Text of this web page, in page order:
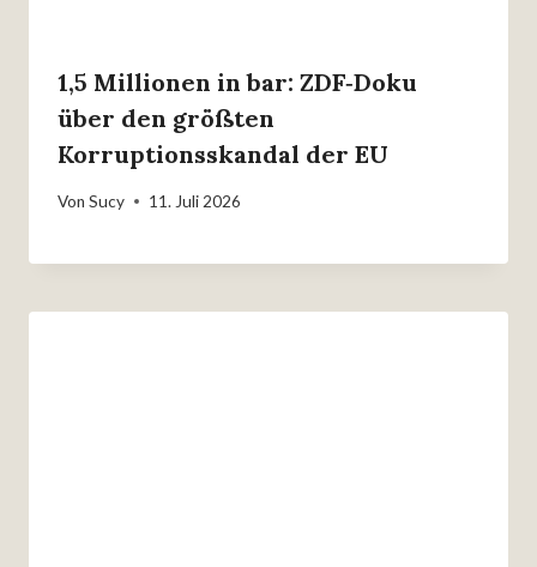
1,5 Millionen in bar: ZDF‑Doku
über den größten
Korruptionsskandal der EU
Von Sucy 11. Juli 2026